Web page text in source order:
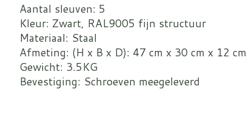
Aantal sleuven: 5
Kleur: Zwart, RAL9005 fijn structuur
Materiaal: Staal
Afmeting: (H x B x D): 47 cm x 30 cm x 12 cm
Gewicht: 3.5KG
Bevestiging: Schroeven meegeleverd